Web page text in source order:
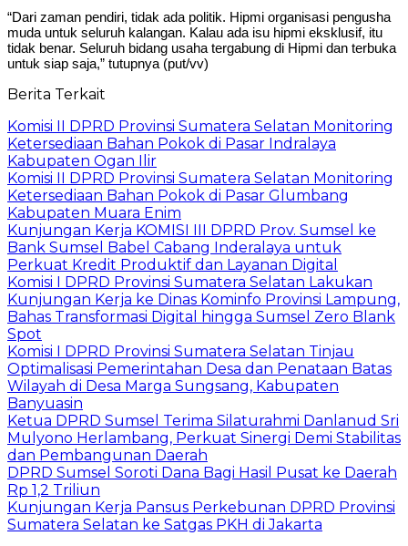
“Dari zaman pendiri, tidak ada politik. Hipmi organisasi pengusha
muda untuk seluruh kalangan. Kalau ada isu hipmi eksklusif, itu
tidak benar. Seluruh bidang usaha tergabung di Hipmi dan terbuka
untuk siap saja,” tutupnya (put/vv)
Berita Terkait
Komisi II DPRD Provinsi Sumatera Selatan Monitoring
Ketersediaan Bahan Pokok di Pasar Indralaya
Kabupaten Ogan Ilir
Komisi II DPRD Provinsi Sumatera Selatan Monitoring
Ketersediaan Bahan Pokok di Pasar Glumbang
Kabupaten Muara Enim
Kunjungan Kerja KOMISI III DPRD Prov. Sumsel ke
Bank Sumsel Babel Cabang Inderalaya untuk
Perkuat Kredit Produktif dan Layanan Digital
Komisi I DPRD Provinsi Sumatera Selatan Lakukan
Kunjungan Kerja ke Dinas Kominfo Provinsi Lampung,
Bahas Transformasi Digital hingga Sumsel Zero Blank
Spot
Komisi I DPRD Provinsi Sumatera Selatan Tinjau
Optimalisasi Pemerintahan Desa dan Penataan Batas
Wilayah di Desa Marga Sungsang, Kabupaten
Banyuasin
Ketua DPRD Sumsel Terima Silaturahmi Danlanud Sri
Mulyono Herlambang, Perkuat Sinergi Demi Stabilitas
dan Pembangunan Daerah
DPRD Sumsel Soroti Dana Bagi Hasil Pusat ke Daerah
Rp 1,2 Triliun
Kunjungan Kerja Pansus Perkebunan DPRD Provinsi
Sumatera Selatan ke Satgas PKH di Jakarta